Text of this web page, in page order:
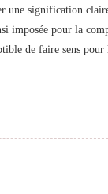
signification claire
imposée pour la
de faire sens